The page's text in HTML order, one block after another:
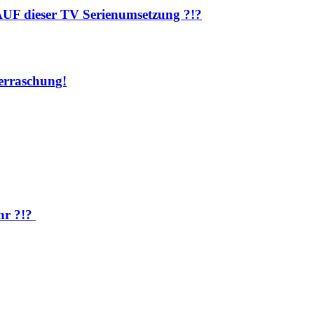
dieser TV Serienumsetzung ?!?
?!?